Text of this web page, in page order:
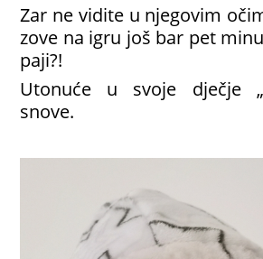
Zar ne vidite u njegovim
zove na igru još bar pet
paji?!
Utonuće u svoje dječje
snove.